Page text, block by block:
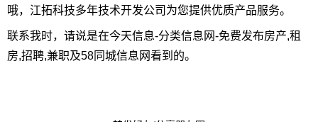
哦，江拓科技多年技术开发公司为您提供优质产品服务。
联系我时，请说是在今天信息-分类信息网-免费发布房产,租
房,招聘,兼职及58同城信息网看到的。